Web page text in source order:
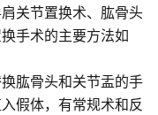
关节置换术、肱骨头
手术的主要方法如
肱骨头和关节盂的手
假体，有常规术和反